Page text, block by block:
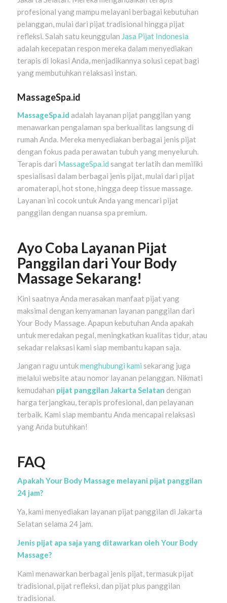
profesional yang mampu melayani berbagai kebutuhan
pelanggan, mulai dari pijat tradisional hingga pijat
refleksi. Salah satu keunggulan Jasa Pijat Indonesia
adalah kecepatan respon mereka dalam menyediakan
terapis di lokasi Anda, menjadikannya solusi cepat bagi
yang membutuhkan relaksasi instan.
MassageSpa.id
MassageSpa.id adalah layanan pijat panggilan yang
menawarkan pengalaman spa berkualitas langsung di
rumah Anda. Mereka menyediakan berbagai jenis pijat
dengan fokus pada perawatan tubuh yang menyeluruh.
Terapis dari MassageSpa.id sangat terlatih dan memiliki
spesialisasi dalam berbagai jenis pijat, mulai dari pijat
aromaterapi, hot stone, hingga deep tissue massage.
Layanan ini cocok untuk Anda yang mencari pijat
panggilan dengan nuansa spa premium.
Ayo Coba Layanan Pijat
Panggilan dari Your Body
Massage Sekarang!
Kini saatnya Anda merasakan manfaat pijat yang
maksimal dengan kenyamanan layanan panggilan dari
Your Body Massage. Apapun kebutuhan Anda apakah
untuk meredakan pegal, meningkatkan kualitas tidur, atau
sekadar relaksasi kami siap membantu kapan saja.
Jangan ragu untukmenghubungi kami sekarang juga
melalui website atau nomor layanan pelanggan. Nikmati
kemudahan pijat panggilan Jakarta Selatan dengan
harga terjangkau, terapis profesional, dan pelayanan
terbaik. Kami siap membantu Anda mencapai relaksasi
yang Anda butuhkan!
FAQ
Apakah Your Body Massage melayani pijat panggilan
24 jam?
Ya, kami menyediakan layanan pijat panggilan di Jakarta
Selatan selama 24 jam.
Jenis pijat apa saja yang ditawarkan oleh Your Body
Massage?
Kami menawarkan berbagai jenis pijat, termasuk pijat
tradisional, pijat refleksi, dan pijat plus panggilan
tradisional.